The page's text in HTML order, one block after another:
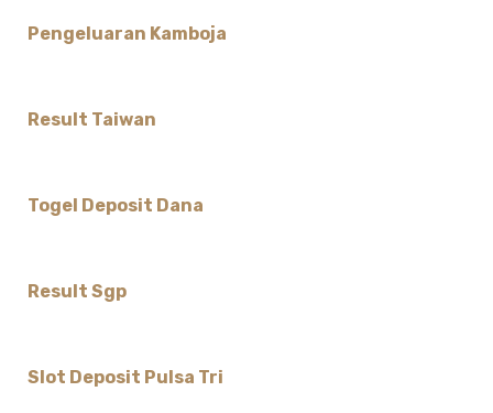
Pengeluaran Kamboja
Result Taiwan
Togel Deposit Dana
Result Sgp
Slot Deposit Pulsa Tri